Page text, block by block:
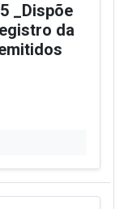
_Dispõe
da